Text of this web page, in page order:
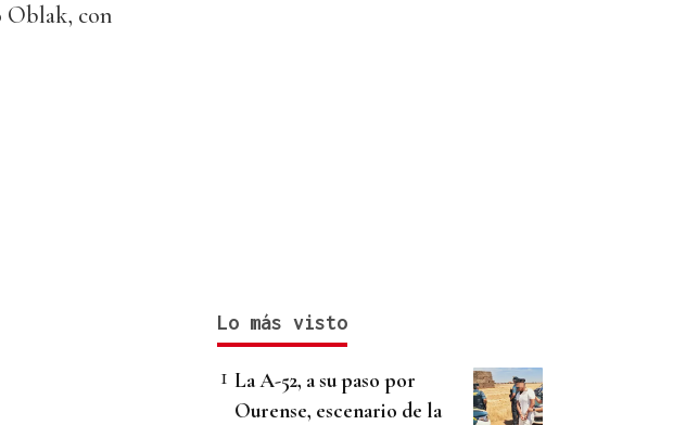
Oblak, con
Lo más visto
La A-52, a su paso por
Ourense, escenario de la